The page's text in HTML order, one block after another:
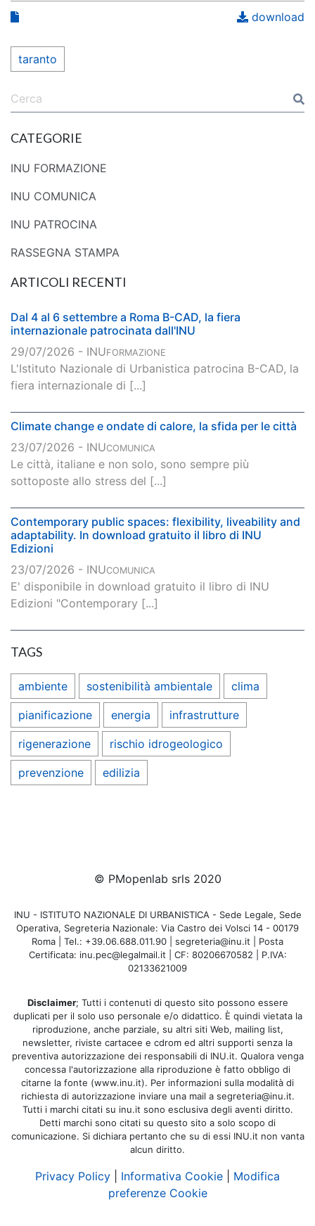
download
taranto
CATEGORIE
INU FORMAZIONE
INU COMUNICA
INU PATROCINA
RASSEGNA STAMPA
ARTICOLI RECENTI
Dal 4 al 6 settembre a Roma B-CAD, la fiera
internazionale patrocinata dall'INU
29/07/2026 - INUFORMAZIONE
L'Istituto Nazionale di Urbanistica patrocina B-CAD, la
fiera internazionale di [...]
Climate change e ondate di calore, la sfida per le città
23/07/2026 - INUCOMUNICA
Le città, italiane e non solo, sono sempre più
sottoposte allo stress del [...]
Contemporary public spaces: flexibility, liveability and
adaptability. In download gratuito il libro di INU
Edizioni
23/07/2026 - INUCOMUNICA
E' disponibile in download gratuito il libro di INU
Edizioni "Contemporary [...]
TAGS
ambiente sostenibilità ambientale clima
pianificazione energia infrastrutture
rigenerazione rischio idrogeologico
prevenzione edilizia
© PMopenlab srls 2020
INU - ISTITUTO NAZIONALE DI URBANISTICA - Sede Legale, Sede
Operativa, Segreteria Nazionale: Via Castro dei Volsci 14 - 00179
Roma | Tel.: +39.06.688.011.90 | segreteria@inu.it | Posta
Certificata: inu.pec@legalmail.it | CF: 80206670582 | P.IVA:
02133621009
Disclaimer; Tutti i contenuti di questo sito possono essere
duplicati per il solo uso personale e/o didattico. È quindi vietata la
riproduzione, anche parziale, su altri siti Web, mailing list,
newsletter, riviste cartacee e cdrom ed altri supporti senza la
preventiva autorizzazione dei responsabili di INU.it. Qualora venga
concessa l'autorizzazione alla riproduzione è fatto obbligo di
citarne la fonte (www.inu.it). Per informazioni sulla modalità di
richiesta di autorizzazione inviare una mail a segreteria@inu.it.
Tutti i marchi citati su inu.it sono esclusiva degli aventi diritto.
Detti marchi sono citati su questo sito a solo scopo di
comunicazione. Si dichiara pertanto che su di essi INU.it non vanta
alcun diritto.
Privacy Policy Informativa Cookie
Modifica
preferenze Cookie